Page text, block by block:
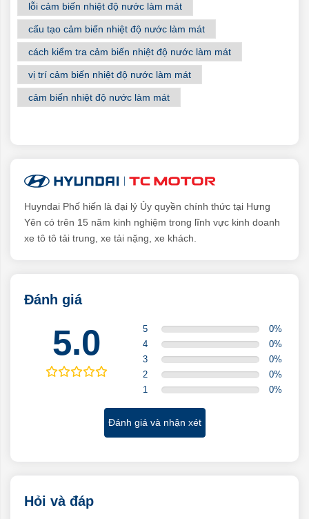
lỗi cảm biến nhiệt độ nước làm mát
cấu tạo cảm biến nhiệt độ nước làm mát
cách kiểm tra cảm biến nhiệt độ nước làm mát
vị trí cảm biến nhiệt độ nước làm mát
cảm biến nhiệt độ nước làm mát
Huyndai Phố hiến là đại lý Ủy quyền chính thức tại Hưng
Yên có trên 15 năm kinh nghiệm trong lĩnh vực kinh doanh
xe tô tô tải trung, xe tải nặng, xe khách.
Đánh giá
5.0 5 0%
4
0%
3
0%
2
0%
1
0%
Đánh giá và nhận xét
Hỏi và đáp